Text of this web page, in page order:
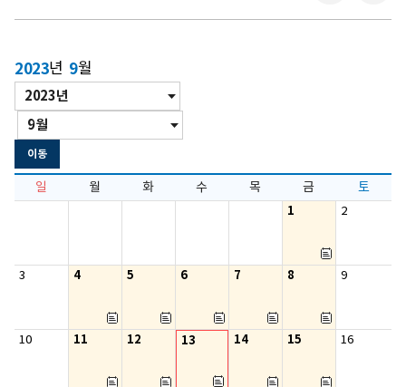
기)
2023년 9월
년/
월
년
도
월
이동
일 월 화 수 목 금
토
1
2
3 4 5 6 7 8 9
10 11 12 13 14 15 16